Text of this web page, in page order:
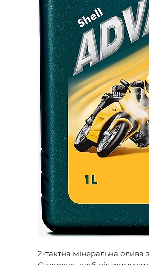
2-тактна мінеральна олива